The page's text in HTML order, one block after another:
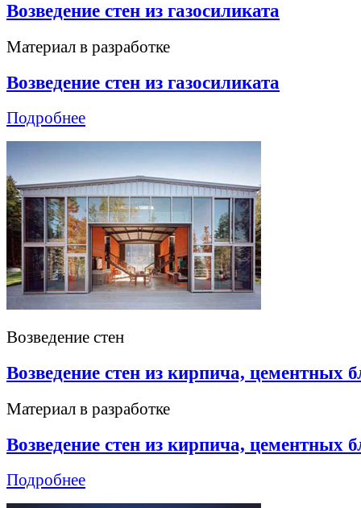
Возведение стен из газосиликата
Материал в разработке
Возведение стен из газосиликата
Подробнее
Возведение стен
Возведение стен из кирпича, цементных
Материал в разработке
Возведение стен из кирпича, цементных
Подробнее